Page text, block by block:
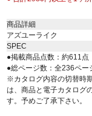
商品詳細
アズユーライク
SPEC
●掲載商品点数：約611点
●総ページ数：全236ペー
※カタログ内容の切替時
は、商品と電子カタログ
す。予めご了承下さい。